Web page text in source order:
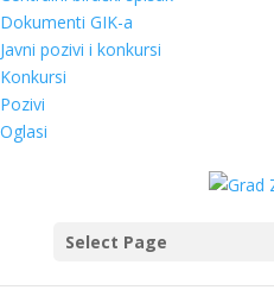
Dokumenti GIK-a
Javni pozivi i konkursi
Konkursi
Pozivi
Oglasi
Select Page